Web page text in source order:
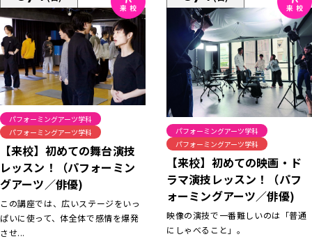
パフォーミングアーツ学科
パフォーミングアーツ学科
【来校】初めての舞台演技
レッスン！（パフォーミン
グアーツ／俳優)
この講座では、広いステージをいっ
ぱいに使って、体全体で感情を爆発
させ...
パフォーミングアーツ学科
パフォーミングアーツ学科
【来校】初めての映画・ド
ラマ演技レッスン！（パフ
ォーミングアーツ／俳優)
映像の演技で一番難しいのは「普通
にしゃべること」。